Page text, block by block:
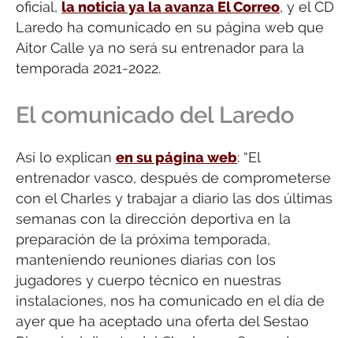
oficial, la noticia ya la avanza El Correo, y el CD
Laredo ha comunicado en su página web que
Aitor Calle ya no será su entrenador para la
temporada 2021-2022.
El comunicado del Laredo
Así lo explican en su página web: “El
entrenador vasco, después de comprometerse
con el Charles y trabajar a diario las dos últimas
semanas con la dirección deportiva en la
preparación de la próxima temporada,
manteniendo reuniones diarias con los
jugadores y cuerpo técnico en nuestras
instalaciones, nos ha comunicado en el día de
ayer que ha aceptado una oferta del Sestao